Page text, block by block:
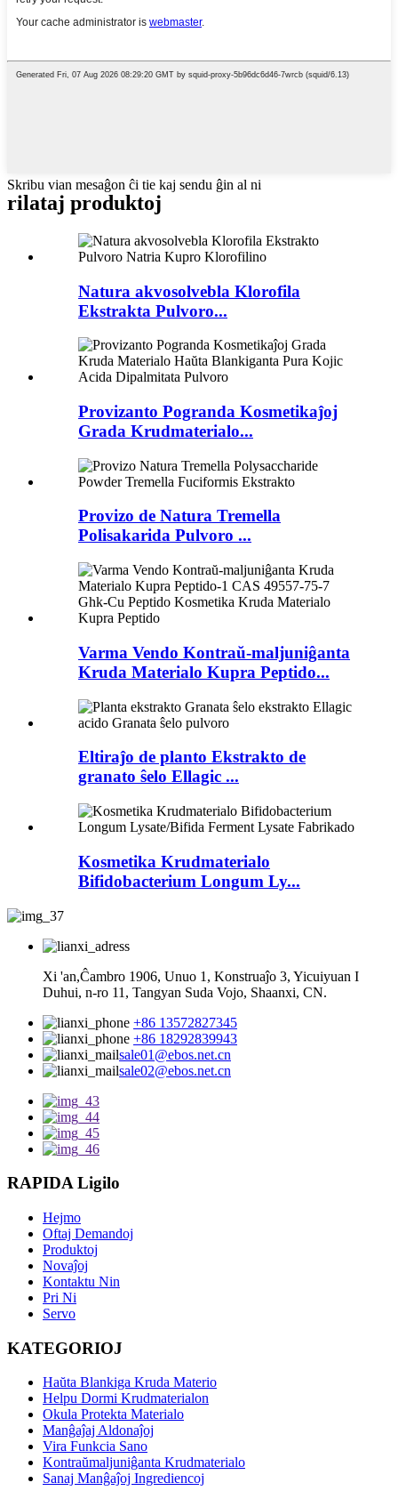
Skribu vian mesaĝon ĉi tie kaj sendu ĝin al ni
rilataj produktoj
Natura akvosolvebla Klorofila
Ekstrakta Pulvoro...
Provizanto Pogranda Kosmetikaĵoj
Grada Krudmaterialo...
Provizo de Natura Tremella
Polisakarida Pulvoro ...
Varma Vendo Kontraŭ-maljuniĝanta
Kruda Materialo Kupra Peptido...
Eltiraĵo de planto Ekstrakto de
granato ŝelo Ellagic ...
Kosmetika Krudmaterialo
Bifidobacterium Longum Ly...
Xi 'an,Ĉambro 1906, Unuo 1, Konstruaĵo 3, Yicuiyuan I
Duhui, n-ro 11, Tangyan Suda Vojo, Shaanxi, CN.
+86 13572827345
+86 18292839943
sale01@ebos.net.cn
sale02@ebos.net.cn
RAPIDA Ligilo
Hejmo
Oftaj Demandoj
Produktoj
Novaĵoj
Kontaktu Nin
Pri Ni
Servo
KATEGORIOJ
Haŭta Blankiga Kruda Materio
Helpu Dormi Krudmaterialon
Okula Protekta Materialo
Manĝaĵaj Aldonaĵoj
Vira Funkcia Sano
Kontraŭmaljuniĝanta Krudmaterialo
Sanaj Manĝaĵoj Ingrediencoj